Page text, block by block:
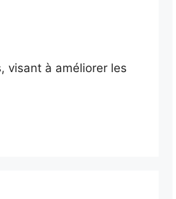
visant à améliorer les